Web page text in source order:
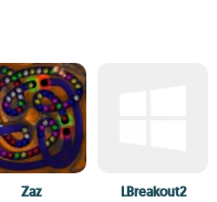
Zaz LBreakout2